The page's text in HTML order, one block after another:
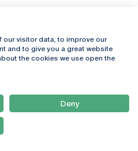
Campus Online
Webmail
Como Chegar
Newsletter
our visitor data, to improve our
and to give you a great website
the cookies we use open the
Deny